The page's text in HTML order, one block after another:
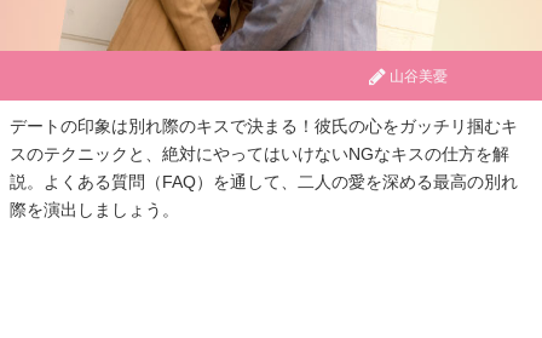
山谷美憂
デートの印象は別れ際のキスで決まる！彼氏の心をガッチリ掴むキ
スのテクニックと、絶対にやってはいけないNGなキスの仕方を解
説。よくある質問（FAQ）を通して、二人の愛を深める最高の別れ
際を演出しましょう。